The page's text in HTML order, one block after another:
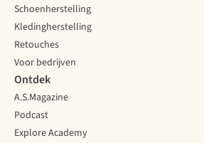
Schoenherstelling
Kledingherstelling
Retouches
Voor bedrijven
Ontdek
A.S.Magazine
Podcast
Explore Academy